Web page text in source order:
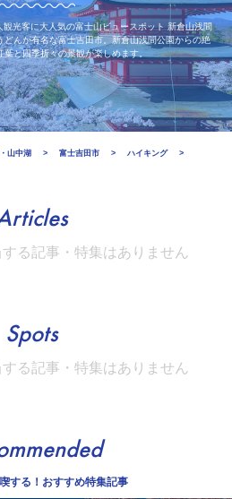
光客に大人気の富士山ビュースポット 新倉山浅間
んが有名な富士吉田市。新倉山浅間公園からの絶
葉と四季折々の景観が楽しめます。
山中湖 富士吉田市
ハイキング
る記事・特集はありません
Spots
る記事・特集はありません
する！おすすめ特集記事